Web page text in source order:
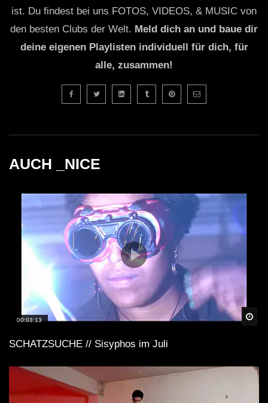
ist. Du findest bei uns FOTOS, VIDEOS, & MUSIC von
den besten Clubs der Welt. Meld dich an und baue dir
deine eigenen Playlisten individuell für dich, für
alle, zusammen!
AUCH _NICE
00:03:13
SCHATZSUCHE // Sisyphos im Juli